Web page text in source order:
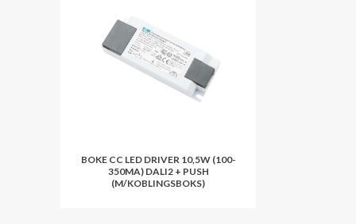
BOKE CC LED DRIVER 10,5W (100-
350MA) DALI2 + PUSH
(M/KOBLINGSBOKS)